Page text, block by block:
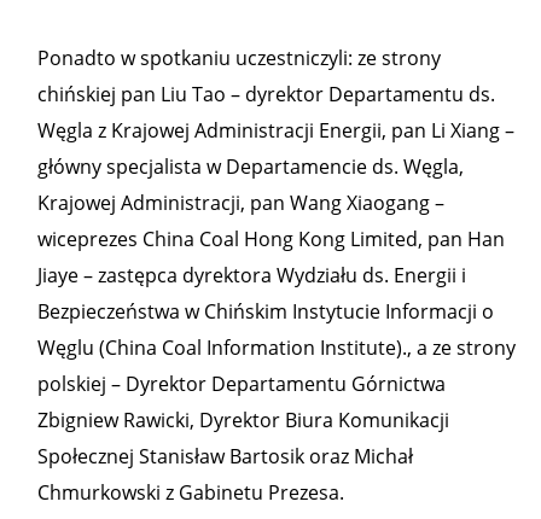
Ponadto w spotkaniu uczestniczyli: ze strony
chińskiej pan Liu Tao – dyrektor Departamentu ds.
Węgla z Krajowej Administracji Energii, pan Li Xiang –
główny specjalista w Departamencie ds. Węgla,
Krajowej Administracji, pan Wang Xiaogang –
wiceprezes China Coal Hong Kong Limited, pan Han
Jiaye – zastępca dyrektora Wydziału ds. Energii i
Bezpieczeństwa w Chińskim Instytucie Informacji o
Węglu (China Coal Information Institute)., a ze strony
polskiej – Dyrektor Departamentu Górnictwa
Zbigniew Rawicki, Dyrektor Biura Komunikacji
Społecznej Stanisław Bartosik oraz Michał
Chmurkowski z Gabinetu Prezesa.